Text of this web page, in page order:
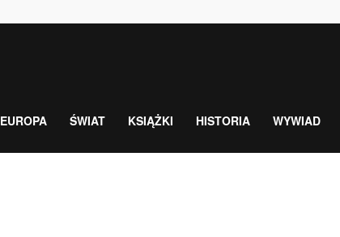
EUROPA ŚWIAT KSIĄŻKI HISTORIA WYWIAD